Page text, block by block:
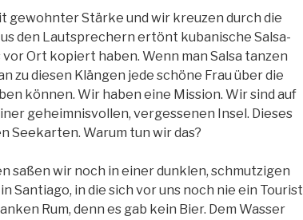
gewohnter Stärke und wir kreuzen durch die
den Lautsprechern ertönt kubanische Salsa-
vor Ort kopiert haben. Wenn man Salsa tanzen
zu diesen Klängen jede schöne Frau über die
können. Wir haben eine Mission. Wir sind auf
geheimnisvollen, vergessenen Insel. Dieses
Seekarten. Warum tun wir das?
saßen wir noch in einer dunklen, schmutzigen
Santiago, in die sich vor uns noch nie ein Tourist
Rum, denn es gab kein Bier. Dem Wasser